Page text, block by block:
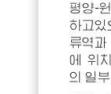
평양-
하고있
류역
에 위
의 일